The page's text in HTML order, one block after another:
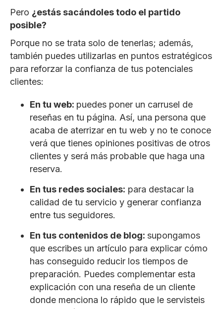
Pero ¿estás sacándoles todo el partido
posible?
Porque no se trata solo de tenerlas; además,
también puedes utilizarlas en puntos estratégicos
para reforzar la confianza de tus potenciales
clientes:
En tu web: puedes poner un carrusel de
reseñas en tu página. Así, una persona que
acaba de aterrizar en tu web y no te conoce
verá que tienes opiniones positivas de otros
clientes y será más probable que haga una
reserva.
En tus redes sociales: para destacar la
calidad de tu servicio y generar confianza
entre tus seguidores.
En tus contenidos de blog: supongamos
que escribes un artículo para explicar cómo
has conseguido reducir los tiempos de
preparación. Puedes complementar esta
explicación con una reseña de un cliente
donde menciona lo rápido que le servisteis